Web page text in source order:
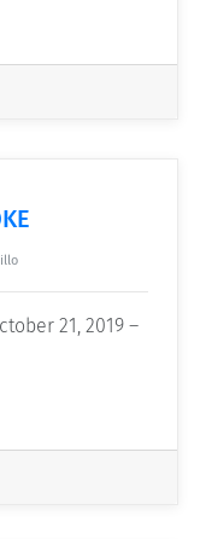
21, 2019 –